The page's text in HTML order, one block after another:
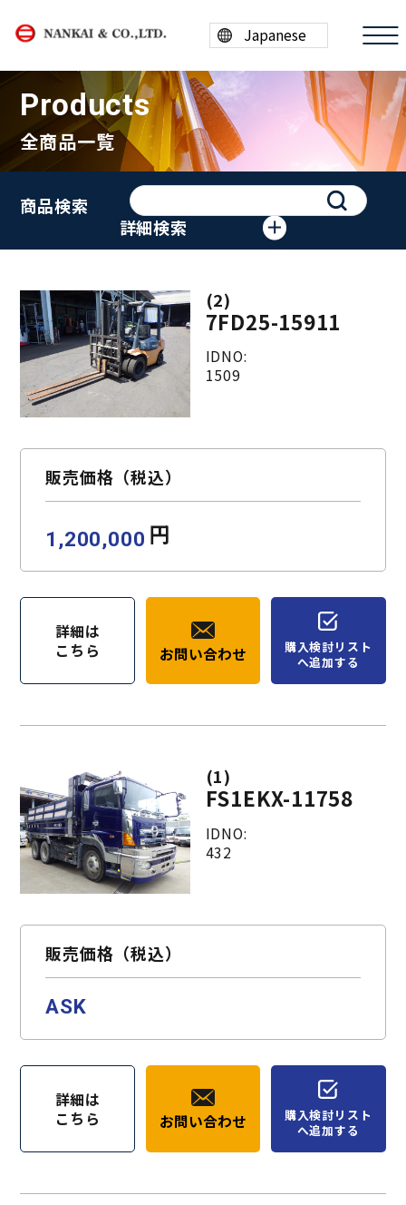
商品情報
買取案内
会社案内
採用情報
ESG/SDGs
Products
全商品一覧
詳細検索
商品検索
(2)
7FD25-15911
IDNO:
1509
販売価格（税込）
1,200,000 円
詳細は
こちら
お問い合わせ
購入検討リスト
へ追加する
(1)
FS1EKX-11758
IDNO:
432
販売価格（税込）
ASK
詳細は
こちら
お問い合わせ
購入検討リスト
へ追加する